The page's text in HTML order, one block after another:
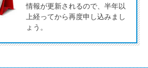
家賃払えないが強制退去は避け
2選
情報が更新されるので、半年以
上経ってから再度申し込みまし
ょう。